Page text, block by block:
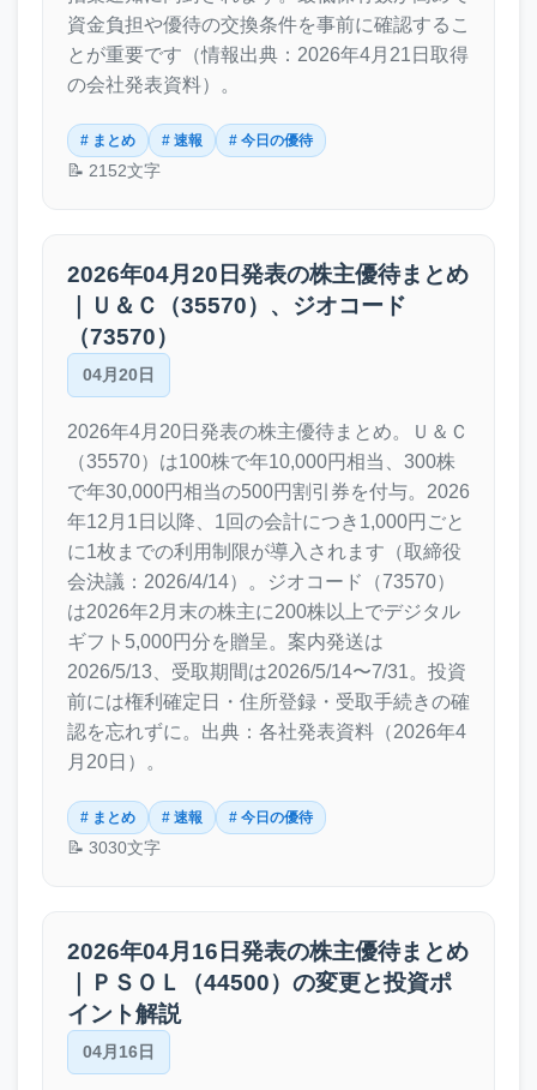
資金負担や優待の交換条件を事前に確認するこ
とが重要です（情報出典：2026年4月21日取得
の会社発表資料）。
# まとめ # 速報 # 今日の優待
📝 2152文字
2026年04月20日発表の株主優待まとめ
｜Ｕ＆Ｃ（35570）、ジオコード
（73570）
04月20日
2026年4月20日発表の株主優待まとめ。Ｕ＆Ｃ
（35570）は100株で年10,000円相当、300株
で年30,000円相当の500円割引券を付与。2026
年12月1日以降、1回の会計につき1,000円ごと
に1枚までの利用制限が導入されます（取締役
会決議：2026/4/14）。ジオコード（73570）
は2026年2月末の株主に200株以上でデジタル
ギフト5,000円分を贈呈。案内発送は
2026/5/13、受取期間は2026/5/14〜7/31。投資
前には権利確定日・住所登録・受取手続きの確
認を忘れずに。出典：各社発表資料（2026年4
月20日）。
# まとめ # 速報 # 今日の優待
📝 3030文字
2026年04月16日発表の株主優待まとめ
｜ＰＳＯＬ（44500）の変更と投資ポ
イント解説
04月16日